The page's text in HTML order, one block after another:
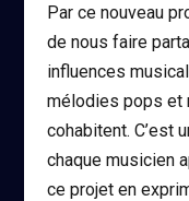
Par ce nouveau
de nous faire
influences
mélodies pops et
cohabitent. C’est
chaque musicien
ce projet en